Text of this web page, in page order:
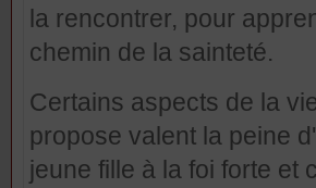
la rencontrer, pour
chemin de la sainteté.
Certains aspects de la
propose valent la peine
jeune fille à la foi forte et